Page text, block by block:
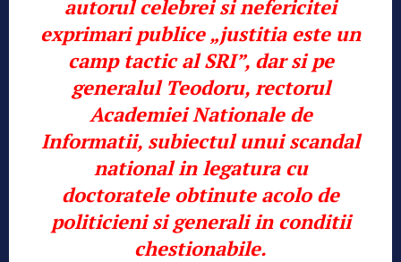
autorul celebrei si nefericitei
exprimari publice „justitia este un
camp tactic al SRI”, dar si pe
generalul Teodoru, rectorul
Academiei Nationale de
Informatii, subiectul unui scandal
national in legatura cu
doctoratele obtinute acolo de
politicieni si generali in conditii
chestionabile.